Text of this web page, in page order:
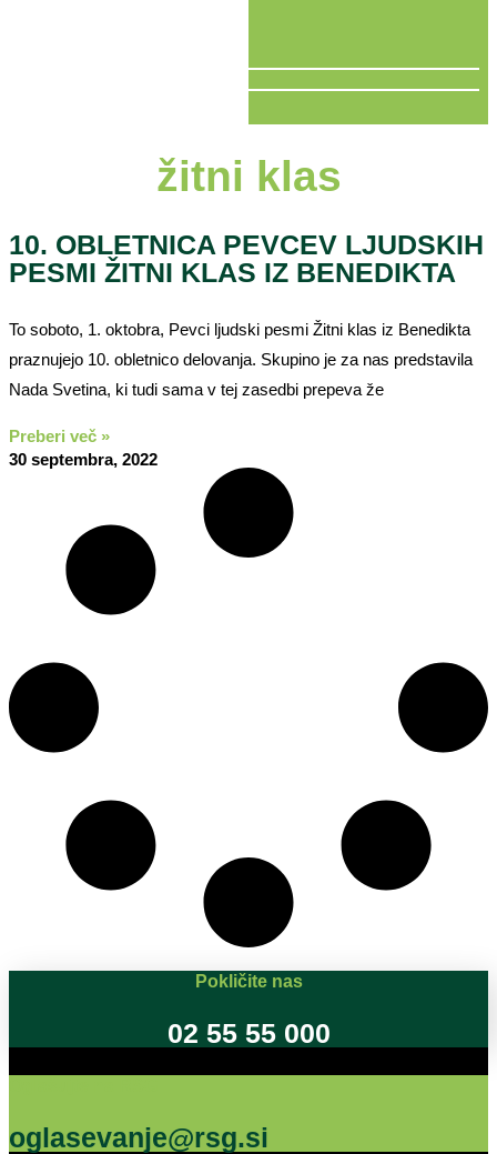
žitni klas
10. OBLETNICA PEVCEV LJUDSKIH
PESMI ŽITNI KLAS IZ BENEDIKTA
To soboto, 1. oktobra, Pevci ljudski pesmi Žitni klas iz Benedikta
praznujejo 10. obletnico delovanja. Skupino je za nas predstavila
Nada Svetina, ki tudi sama v tej zasedbi prepeva že
Preberi več »
30 septembra, 2022
Pokličite nas
02 55 55 000
oglasevanje@rsg.si